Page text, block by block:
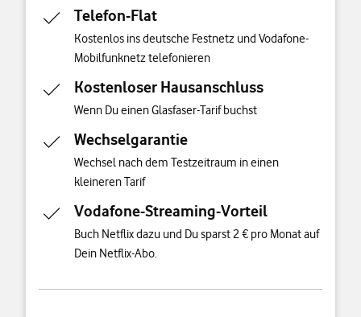
Telefon-Flat
Kostenlos ins deutsche Festnetz und Vodafone-
Mobilfunknetz telefonieren
Kostenloser Hausanschluss
Wenn Du einen Glasfaser-Tarif buchst
Wechselgarantie
Wechsel nach dem Testzeitraum in einen
kleineren Tarif
Vodafone-Streaming-Vorteil
Buch Netflix dazu und Du sparst 2 € pro Monat auf
Dein Netflix-Abo.